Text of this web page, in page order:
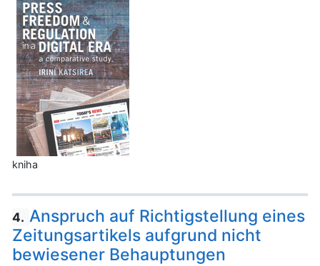
kniha
4. Anspruch auf Richtigstellung eines
Zeitungsartikels aufgrund nicht
bewiesener Behauptungen